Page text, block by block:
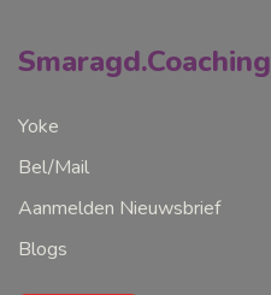
Smaragd.Coaching
Yoke
Bel/Mail
Aanmelden Nieuwsbrief
Blogs